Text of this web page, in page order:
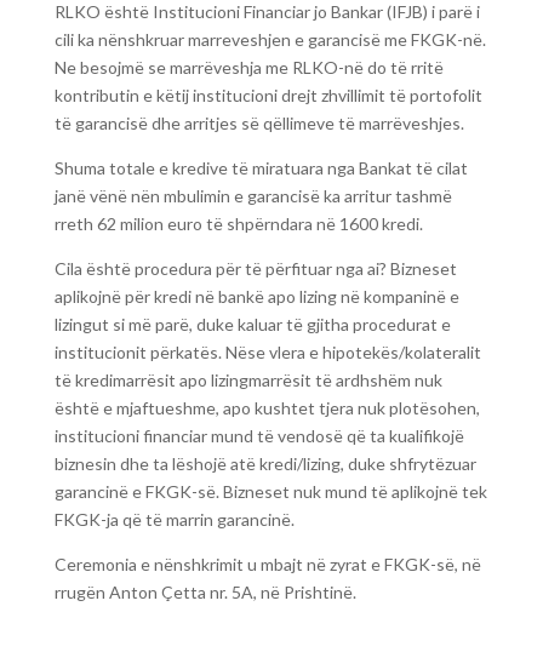
RLKO është Institucioni Financiar jo Bankar (IFJB) i parë i
cili ka nënshkruar marreveshjen e garancisë me FKGK-në.
Ne besojmë se marrëveshja me RLKO-në do të rritë
kontributin e këtij institucioni drejt zhvillimit të portofolit
të garancisë dhe arritjes së qëllimeve të marrëveshjes.
Shuma totale e kredive të miratuara nga Bankat të cilat
janë vënë nën mbulimin e garancisë ka arritur tashmë
rreth 62 milion euro të shpërndara në 1600 kredi.
Cila është procedura për të përfituar nga ai? Bizneset
aplikojnë për kredi në bankë apo lizing në kompaninë e
lizingut si më parë, duke kaluar të gjitha procedurat e
institucionit përkatës. Nëse vlera e hipotekës/kolateralit
të kredimarrësit apo lizingmarrësit të ardhshëm nuk
është e mjaftueshme, apo kushtet tjera nuk plotësohen,
institucioni financiar mund të vendosë që ta kualifikojë
biznesin dhe ta lëshojë atë kredi/lizing, duke shfrytëzuar
garancinë e FKGK-së. Bizneset nuk mund të aplikojnë tek
FKGK-ja që të marrin garancinë.
Ceremonia e nënshkrimit u mbajt në zyrat e FKGK-së, në
rrugën Anton Çetta nr. 5A, në Prishtinë.